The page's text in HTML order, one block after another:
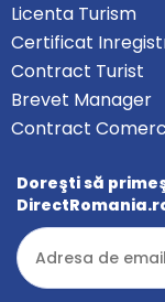
Licenta Turism
Certificat
Contract Turist
Brevet Manager
Contract
Doreşti să